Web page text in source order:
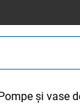
și vase